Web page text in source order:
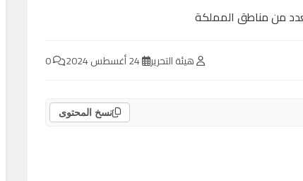
هيئة التحرير
نسخ المحتوى